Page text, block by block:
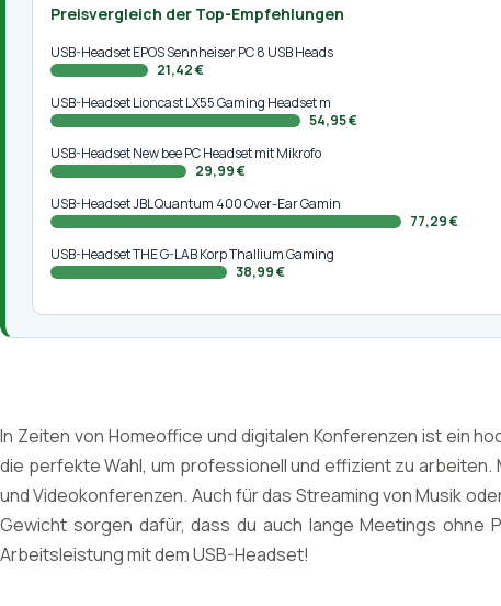
Preisvergleich der Top-Empfehlungen
USB-Headset EPOS Sennheiser PC 8 USB Heads
21,42 €
USB-Headset Lioncast LX55 Gaming Headset m
54,95 €
USB-Headset New bee PC Headset mit Mikrofo
29,99 €
USB-Headset JBL Quantum 400 Over-Ear Gamin
77,29 €
USB-Headset THE G-LAB Korp Thallium Gaming
38,99 €
In Zeiten von Homeoffice und digitalen Konferenzen ist ein
die perfekte Wahl, um professionell und effizient zu
und Videokonferenzen. Auch für das Streaming von Musik
Gewicht sorgen dafür, dass du auch lange Meetings
Arbeitsleistung mit dem USB-Headset!